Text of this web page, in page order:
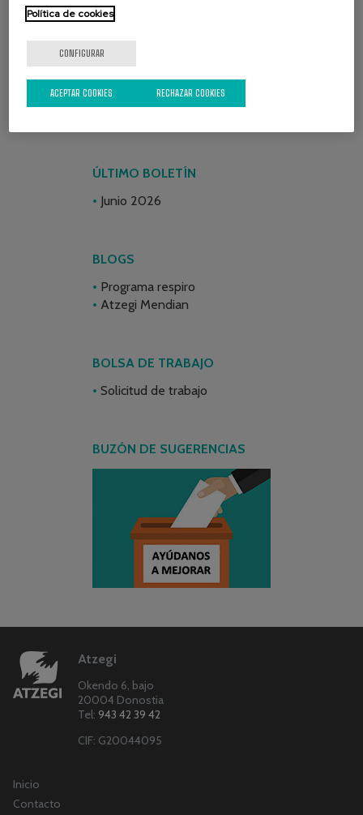
REDES SOCIALES
ÚLTIMO BOLETÍN
Junio 2026
BLOGS
Programa respiro
Atzegi Mendian
BOLSA DE TRABAJO
Solicitud de trabajo
BUZÓN DE SUGERENCIAS
Atzegi
Okendo 6, bajo
20004 Donostia
Tel: 943 42 39 42
CIF: G20044095
Inicio
Contacto
Política de cookies
CONFIGURAR
RECHAZAR COOKIES
ACEPTAR COOKIES